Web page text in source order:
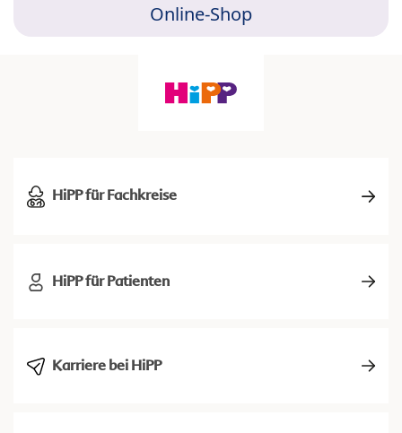
Online-Shop
HiPP für Fachkreise
HiPP für Patienten
Karriere bei HiPP